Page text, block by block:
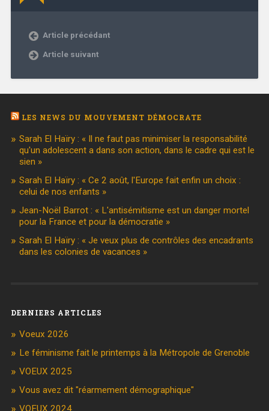
Article précédant
Article suivant
LES NEWS DU MOUVEMENT DÉMOCRATE
Sarah El Haïry : « Il ne faut pas minimiser la responsabilité
qu'un adolescent a dans son action, dans le cadre qui est le
sien »
Sarah El Haïry : « Ce 2 août, l'Europe fait enfin un choix :
celui de nos enfants »
Jean-Noël Barrot : « L'antisémitisme est un danger mortel
pour la France et pour la démocratie »
Sarah El Haïry : « Je veux plus de contrôles des encadrants
dans les colonies de vacances »
DERNIERS ARTICLES
Voeux 2026
Le féminisme fait le printemps à la Métropole de Grenoble
VOEUX 2025
Vous avez dit "réarmement démographique"
VOEUX 2024